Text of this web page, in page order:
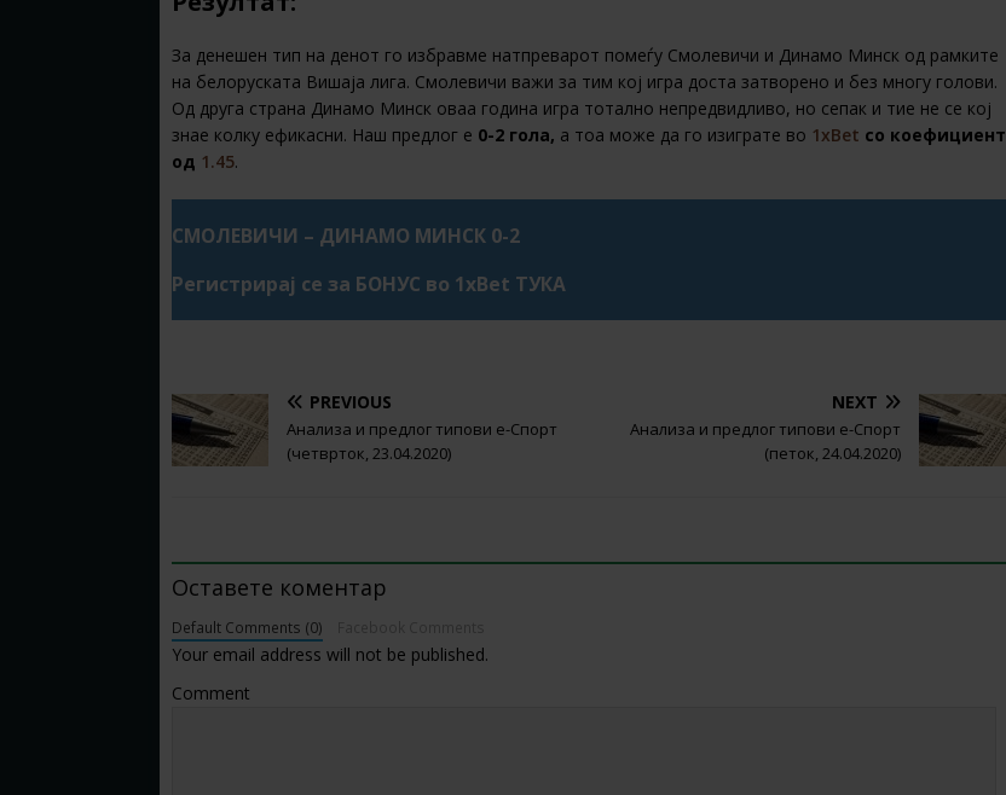
За денешен тип на денот го избравме натпреварот помеѓу Смолевичи и Динамо Минск од рамките
на белоруската Вишаја лига. Смолевичи важи за тим кој игра доста затворено и без многу голови.
Од друга страна Динамо Минск оваа година игра тотално непредвидливо, но сепак и тие не се кој
знае колку ефикасни. Наш предлог е 0-2 гола, а тоа може да го изиграте во 1xBet со коефициент
од 1.45.
СМОЛЕВИЧИ – ДИНАМО МИНСК 0-2
Регистрирај се за БОНУС во 1xBet ТУКА
PREVIOUS
Анализа и предлог типови е-Спорт
(четврток, 23.04.2020)
NEXT
Анализа и предлог типови е-Спорт
(петок, 24.04.2020)
Оставете коментар
Default Comments (0)
Your email address will not be published.
Comment